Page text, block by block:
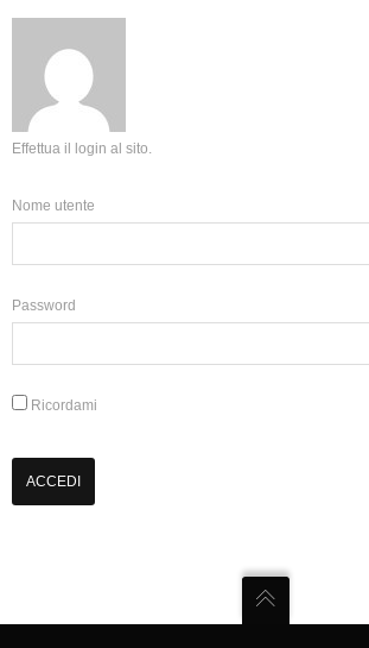
Effettua il login al sito.
Nome utente
Password
Ricordami